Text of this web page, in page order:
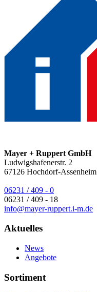
Mayer + Ruppert GmbH
Ludwigshafenerstr. 2
67126 Hochdorf-Assenheim
06231 / 409 - 0
06231 / 409 - 18
info@mayer-ruppert.i-m.de
Aktuelles
News
Angebote
Sortiment